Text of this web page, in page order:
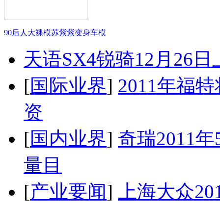
90后人大裸模苏紫紫变身车模
天语SX4锐骑12月26
[国际业界] 2011年福
资
[国内业界] 奇瑞2011
量目
[产业要闻]
上海大众